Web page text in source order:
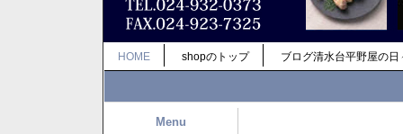
HOME shopのトップ ブログ清水台平野屋の日
Menu